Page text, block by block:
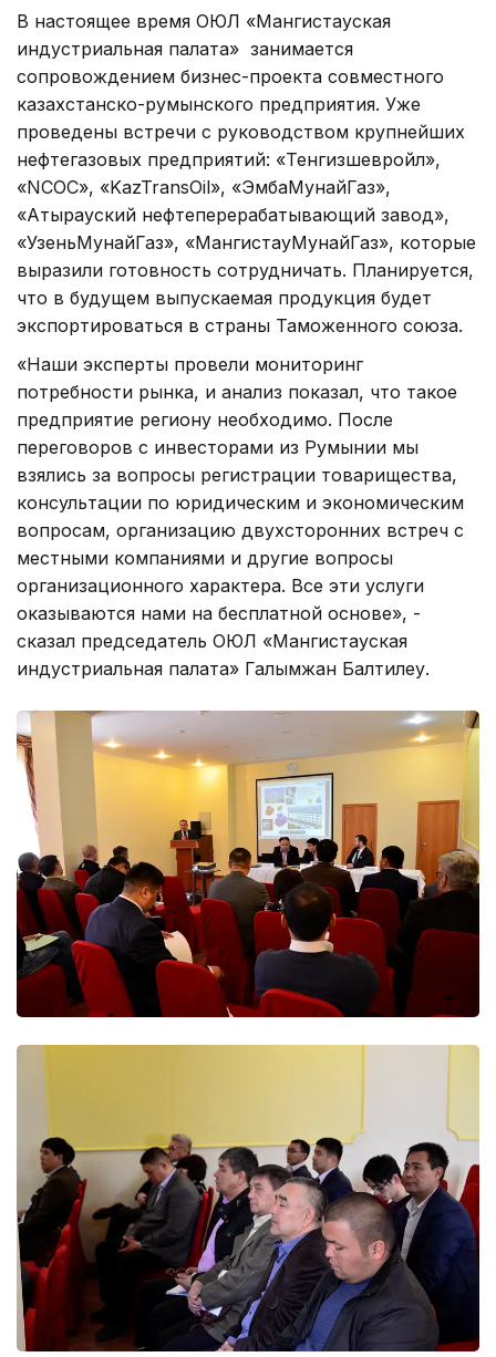
В настоящее время ОЮЛ «Мангистауская
индустриальная палата» занимается
сопровождением бизнес-проекта совместного
казахстанско-румынского предприятия. Уже
проведены встречи с руководством крупнейших
нефтегазовых предприятий: «Тенгизшевройл»,
«NCOC», «KаzTransOil», «ЭмбаМунайГаз»,
«Атырауский нефтеперерабатывающий завод»,
«УзеньМунайГаз», «МангистауМунайГаз», которые
выразили готовность сотрудничать. Планируется,
что в будущем выпускаемая продукция будет
экспортироваться в страны Таможенного союза.
«Наши эксперты провели мониторинг
потребности рынка, и анализ показал, что такое
предприятие региону необходимо. После
переговоров с инвесторами из Румынии мы
взялись за вопросы регистрации товарищества,
консультации по юридическим и экономическим
вопросам, организацию двухсторонних встреч с
местными компаниями и другие вопросы
организационного характера. Все эти услуги
оказываются нами на бесплатной основе», -
сказал председатель ОЮЛ «Мангистауская
индустриальная палата» Галымжан Балтилеу.